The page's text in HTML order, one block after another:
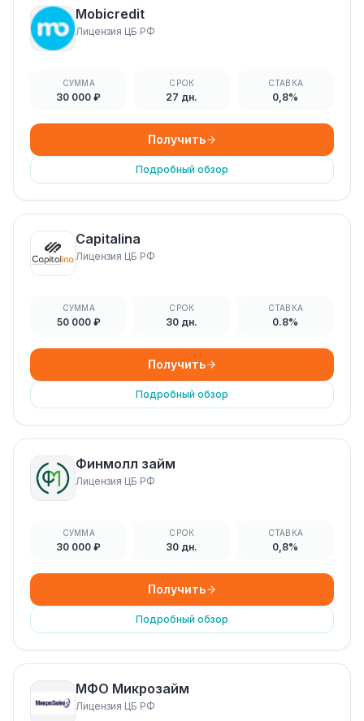
Mobicredit
Лицензия ЦБ РФ
СУММА
30 000 ₽
СРОК
27 дн.
СТАВКА
0,8%
Получить
Подробный обзор
Capitalina
Лицензия ЦБ РФ
СУММА
50 000 ₽
СРОК
30 дн.
СТАВКА
0.8%
Получить
Подробный обзор
Финмолл займ
Лицензия ЦБ РФ
СУММА
30 000 ₽
СРОК
30 дн.
СТАВКА
0,8%
Получить
Подробный обзор
МФО Микрозайм
Лицензия ЦБ РФ